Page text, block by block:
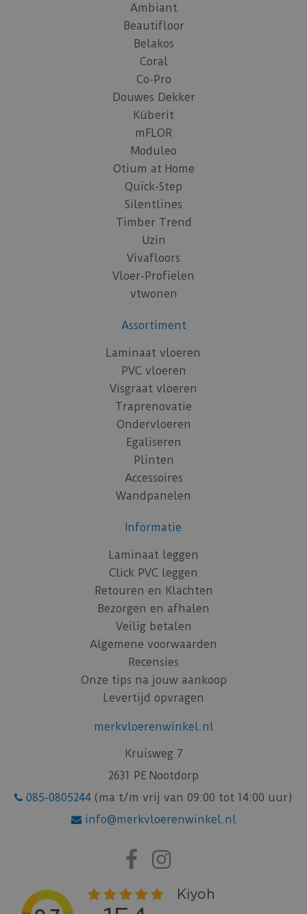
Ambiant
Beautifloor
Belakos
Coral
Co-Pro
Douwes Dekker
Küberit
mFLOR
Moduleo
Otium at Home
Quick-Step
Silentlines
Timber Trend
Uzin
Vivafloors
Vloer-Profielen
vtwonen
Assortiment
Laminaat vloeren
PVC vloeren
Visgraat vloeren
Traprenovatie
Ondervloeren
Egaliseren
Plinten
Accessoires
Wandpanelen
Informatie
Laminaat leggen
Click PVC leggen
Retouren en Klachten
Bezorgen en afhalen
Veilig betalen
Algemene voorwaarden
Recensies
Onze tips na jouw aankoop
Levertijd opvragen
merkvloerenwinkel.nl
Kruisweg 7
2631 PE Nootdorp
085-0805244 (ma t/m vrij van 09:00 tot 14:00 uur)
info@merkvloerenwinkel.nl